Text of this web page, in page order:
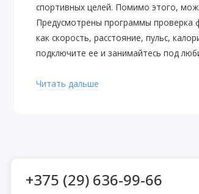
спортивных целей. Помимо этого,
Предусмотрены программы проверка
как скорость, расстояние, пульс,
подключите ее и занимайтесь под
джойстике. Чем быстрее мы бежим,
энергосбережения. В случае
выключится. Для повторного
Читать дальше
+375 (29) 636-99-66